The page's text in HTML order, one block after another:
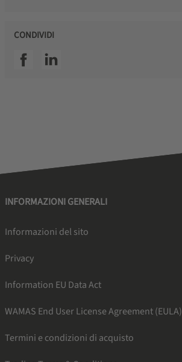
CONDIVIDI
SSI facebookSSI linkedin
INFORMAZIONI GENERALI
Informazioni del sito
Privacy
Information EU Data Act
WAMAS End User License Agreement (EULA)
Termini e condizioni di acquisto